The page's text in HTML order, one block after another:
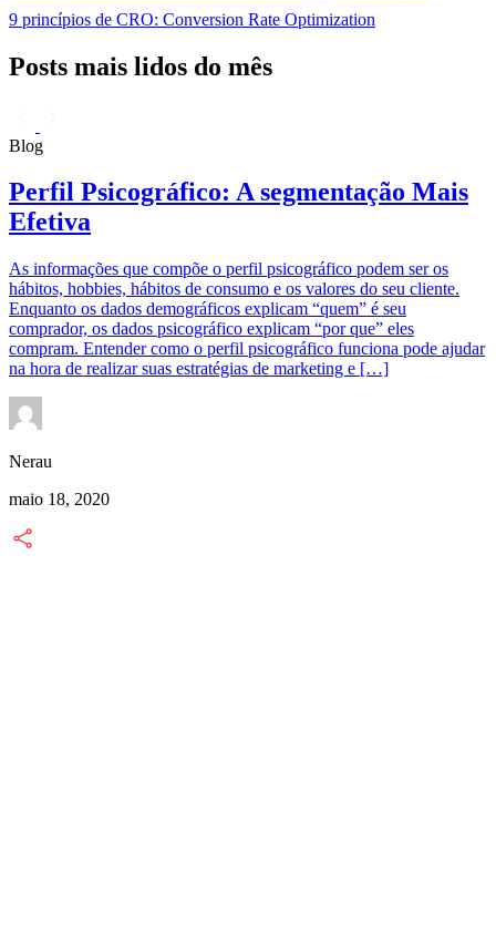
9 princípios de CRO: Conversion Rate Optimization
Posts mais lidos do mês
Blog
Perfil Psicográfico: A segmentação Mais
Efetiva
As informações que compõe o perfil psicográfico podem ser os
hábitos, hobbies, hábitos de consumo e os valores do seu cliente.
Enquanto os dados demográficos explicam “quem” é seu
comprador, os dados psicográfico explicam “por que” eles
compram. Entender como o perfil psicográfico funciona pode ajudar
na hora de realizar suas estratégias de marketing e […]
Nerau
maio 18, 2020